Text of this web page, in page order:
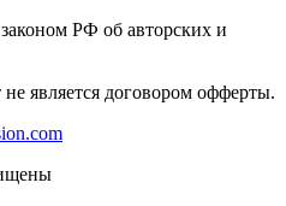
РФ об авторских и
является договором офферты.